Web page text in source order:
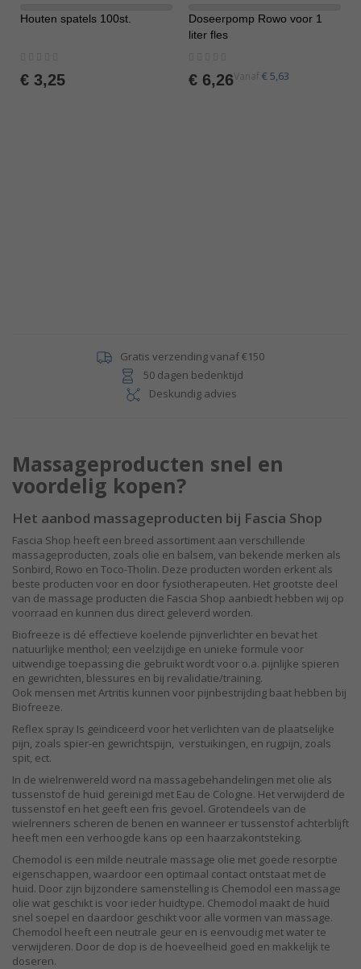
Houten spatels 100st.
€ 3,25
Doseerpomp Rowo voor 1
liter fles
€ 6,26Vanaf € 5,63
Gratis verzending vanaf €150
50 dagen bedenktijd
Deskundig advies
Massageproducten snel en
voordelig kopen?
Het aanbod massageproducten bij Fascia Shop
Fascia Shop heeft een breed assortiment aan verschillende
massageproducten, zoals olie en balsem, van bekende merken als
Sonbird, Rowo en Toco-Tholin. Deze producten worden erkent als
beste producten voor en door fysiotherapeuten. Het grootste deel
van de massage producten die Fascia Shop aanbiedt hebben wij op
voorraad en kunnen dus direct geleverd worden.
Biofreeze is dé effectieve koelende pijnverlichter en bevat het
natuurlijke menthol; een veelzijdige en unieke formule voor
uitwendige toepassing die gebruikt wordt voor o.a. pijnlijke spieren
en gewrichten, blessures en bij revalidatie/training.
Ook mensen met Artritis kunnen voor pijnbestrijding baat hebben bij
Biofreeze.
Reflex spray Is geïndiceerd voor het verlichten van de plaatselijke
pijn, zoals spier-en gewrichtspijn, verstuikingen, en rugpijn, zoals
spit, ect.
In de wielrenwereld word na massagebehandelingen met olie als
tussenstof de huid gereinigd met Eau de Cologne. Het verwijderd de
tussenstof en het geeft een fris gevoel. Grotendeels van de
wielrenners scheren de benen en wanneer er tussenstof achterblijft
heeft men een verhoogde kans op een haarzakontsteking.
Chemodol is een milde neutrale massage olie met goede resorptie
eigenschappen, waardoor een optimaal contact ontstaat met de
huid. Door zijn bijzondere samenstelling is Chemodol een massage
olie wat geschikt is voor ieder huidtype. Chemodol maakt de huid
snel soepel en daardoor geschikt voor alle vormen van massage.
Chemodol heeft een neutrale geur en is eenvoudig met water te
verwijderen. Door de dop is de hoeveelheid goed en makkelijk te
doseren.